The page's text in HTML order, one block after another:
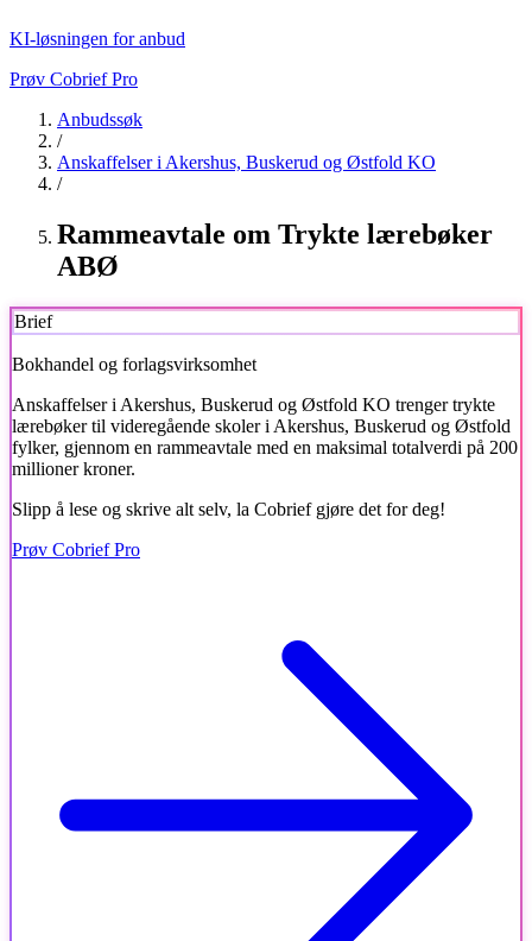
KI-løsningen for anbud
Prøv Cobrief Pro
Anbudssøk
/
Anskaffelser i Akershus, Buskerud og Østfold KO
/
Rammeavtale om Trykte lærebøker
ABØ
Brief
Bokhandel og forlagsvirksomhet
Anskaffelser i Akershus, Buskerud og Østfold KO trenger trykte
lærebøker til videregående skoler i Akershus, Buskerud og Østfold
fylker, gjennom en rammeavtale med en maksimal totalverdi på 200
millioner kroner.
Slipp å lese og skrive alt selv, la Cobrief gjøre det for deg!
Prøv Cobrief Pro